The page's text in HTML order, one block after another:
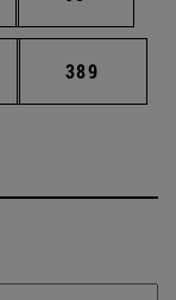
intermedias
Página
389